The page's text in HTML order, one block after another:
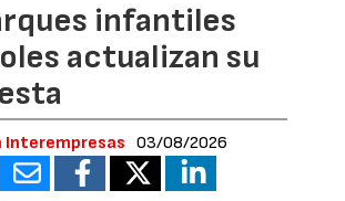
infantiles
actualizan su
Interempresas 03/08/2026